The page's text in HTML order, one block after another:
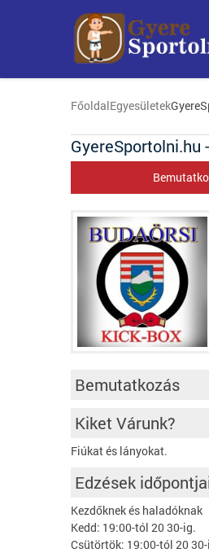
FőoldalEgyesületek
GyereSportolni.hu
Bemutatkozás
Kiket Várunk?
Fiúkat és lányokat.
Edzések
Kezdőknek és haladóknak
Kedd: 19:00-tól 20 30-ig.
Csütörtök: 19:00-tól 20